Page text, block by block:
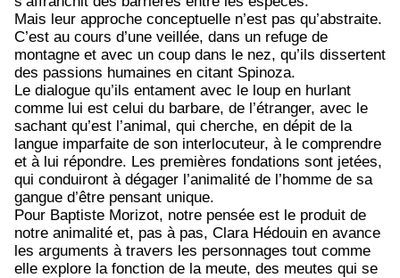
Mais leur approche conceptuelle n’est pas qu’abstraite.
C’est au cours d’une veillée, dans un refuge de
montagne et avec un coup dans le nez, qu’ils dissertent
des passions humaines en citant Spinoza.
Le dialogue qu’ils entament avec le loup en hurlant
comme lui est celui du barbare, de l’étranger, avec le
sachant qu’est l’animal, qui cherche, en dépit de la
langue imparfaite de son interlocuteur, à le comprendre
et à lui répondre. Les premières fondations sont jetées,
qui conduiront à dégager l’animalité de l’homme de sa
gangue d’être pensant unique.
Pour Baptiste Morizot, notre pensée est le produit de
notre animalité et, pas à pas, Clara Hédouin en avance
les arguments à travers les personnages tout comme
elle explore la fonction de la meute, des meutes qui se